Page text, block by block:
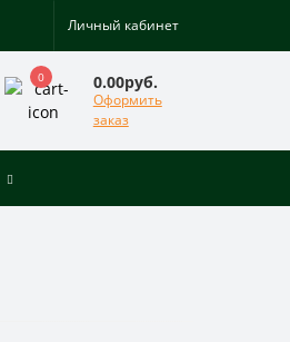
Личный кабинет
0 0.00руб.
Оформить
заказ